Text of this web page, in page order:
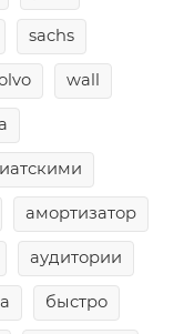
sachs
wall
амортизатор
аудитории
быстро